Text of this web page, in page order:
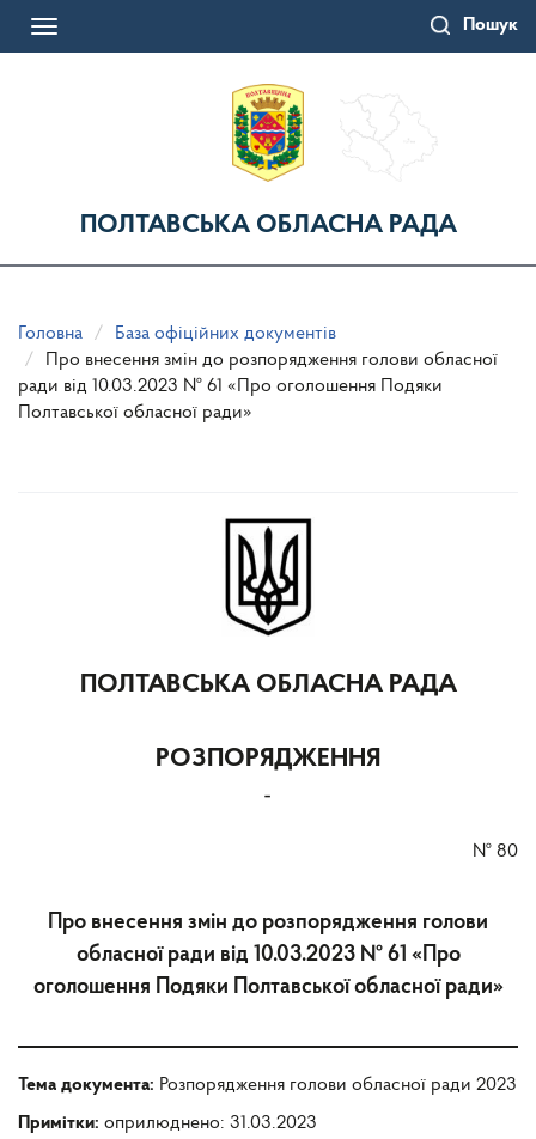
Пошук
Toggle
ПОЛТАВСЬКА ОБЛАСНА РАДА
Головна
База офіційних документів
Про внесення змін до розпорядження голови обласної
ради від 10.03.2023 № 61 «Про оголошення Подяки
Полтавської обласної ради»
ПОЛТАВСЬКА ОБЛАСНА РАДА
РОЗПОРЯДЖЕННЯ
-
№ 80
Про внесення змін до розпорядження голови
обласної ради від 10.03.2023 № 61 «Про
оголошення Подяки Полтавської обласної ради»
Тема документа: Розпорядження голови обласної ради 2023
Примітки: оприлюднено: 31.03.2023